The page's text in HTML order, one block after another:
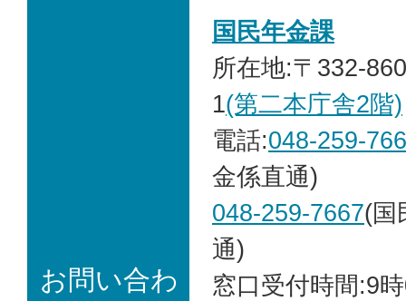
お問い合わ
国民年金課
所在地:〒332-
1(第二本庁舎2階)
電話:048-259-
金係直通)
048-259-7667(国
通)
窓口受付時間:9